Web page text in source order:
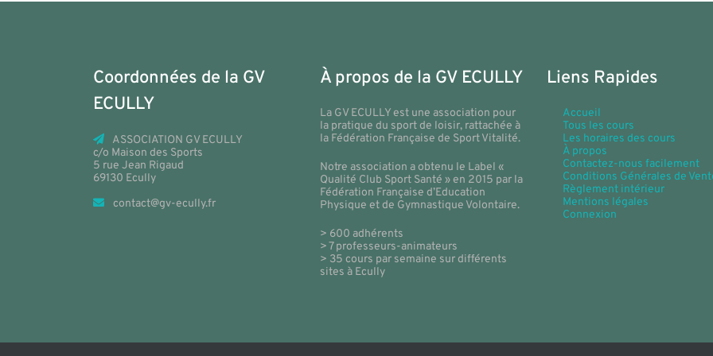
Coordonnées de la GV
ECULLY
ASSOCIATION GV ECULLY
c/o Maison des Sports
5 rue Jean Rigaud
69130 Ecully
contact@gv-ecully.fr
À propos de la GV ECULLY
La GV ECULLY est une association pour
la pratique du sport de loisir, rattachée à
la Fédération Française de Sport Vitalité.
Notre association a obtenu le Label «
Qualité Club Sport Santé » en 2015 par la
Fédération Française d’Education
Physique et de Gymnastique Volontaire.
> 600 adhérents
> 7 professeurs-animateurs
> 35 cours par semaine sur différents
sites à Ecully
Liens Rapides
Accueil
Tous les cours
Les horaires des cours
À propos
Contactez-nous facilement
Conditions Générales de
Règlement intérieur
Mentions légales
Connexion